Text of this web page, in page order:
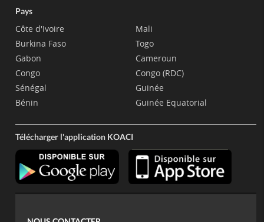
Pays
Côte d'Ivoire
Burkina Faso
Gabon
Congo
Sénégal
Bénin
Mali
Togo
Cameroun
Congo (RDC)
Guinée
Guinée Equatorial
Télécharger l'application KOACI